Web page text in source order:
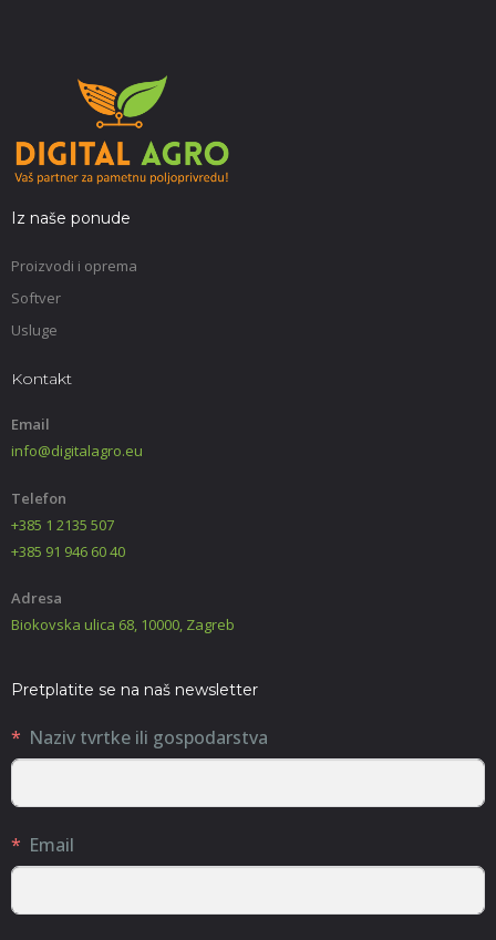
Iz naše ponude
Proizvodi i oprema
Softver
Usluge
Kontakt
Email
info@digitalagro.eu
Telefon
+385 1 2135 507
+385 91 946 60 40
Adresa
Biokovska ulica 68, 10000, Zagreb
Pretplatite se na naš newsletter
Naziv tvrtke ili gospodarstva
Email